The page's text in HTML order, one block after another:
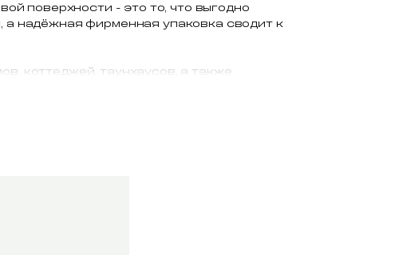
поверхности - это то, что выгодно
а надёжная фирменная упаковка сводит к
коттеджей, таунхаусов, а также